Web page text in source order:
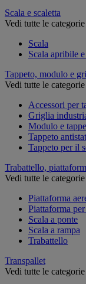
Scala e scaletta
Vedi tutte le categorie
Scala
Scala apribile e
Tappeto, modulo e
Vedi tutte le categorie
Accessori per
Griglia
Modulo e
Tappeto
Tappeto per il
Trabattello,
Vedi tutte le categorie
Piattaforma
Piattaforma
Scala a ponte
Scala a rampa
Trabattello
Transpallet
Vedi tutte le categorie